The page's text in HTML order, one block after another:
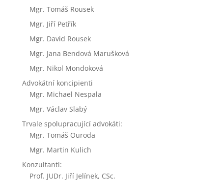
Mgr. Tomáš Rousek
Mgr. Jiří Petřík
Mgr. David Rousek
Mgr. Jana Bendová Marušková
Mgr. Nikol Mondoková
Advokátní koncipienti
Mgr. Michael Nespala
Mgr. Václav Slabý
Trvale spolupracující advokáti:
Mgr. Tomáš Ouroda
Mgr. Martin Kulich
Konzultanti:
Prof. JUDr. Jiří Jelínek, CSc.